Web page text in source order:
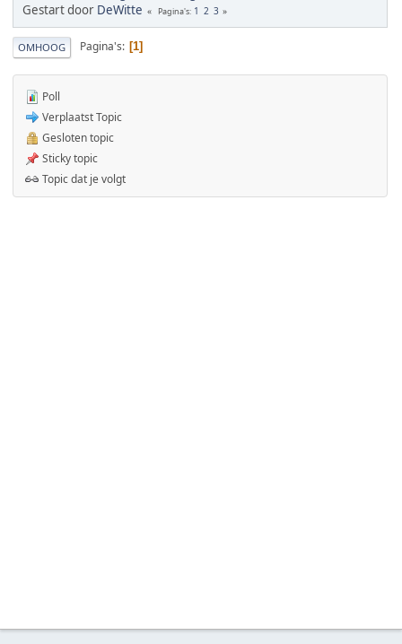
Gestart door DeWitte Pagina's 1 2 3
OMHOOG Pagina's 1
Poll
Verplaatst Topic
Gesloten topic
Sticky topic
Topic dat je volgt